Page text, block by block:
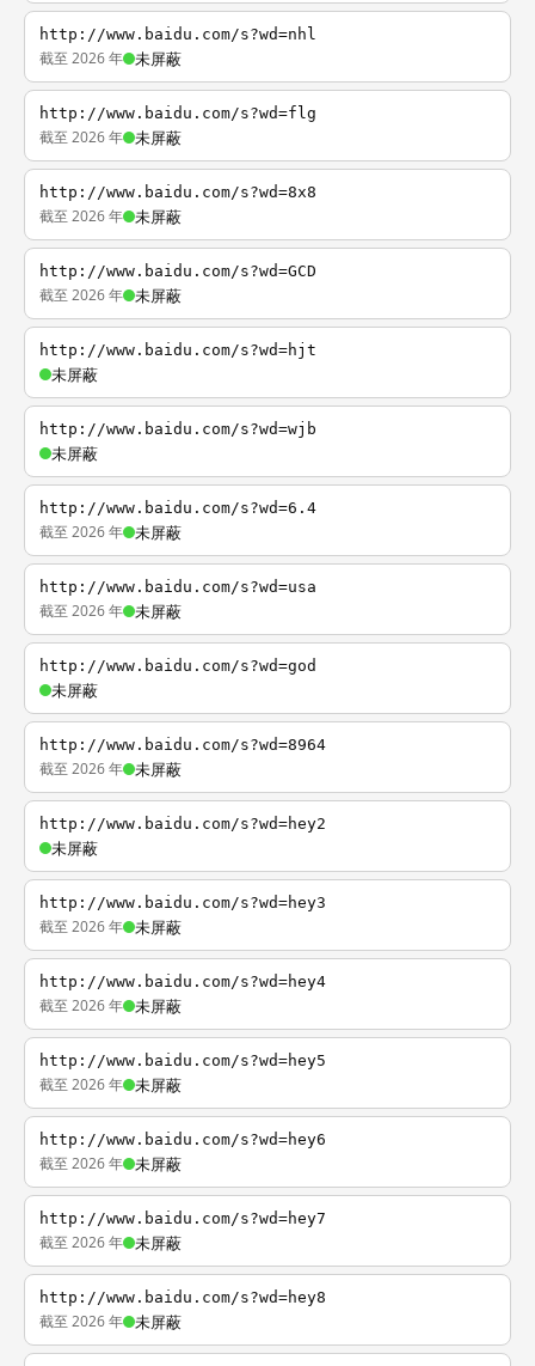
http://www.baidu.com/s?wd=nhl
截至 2026 年 未屏蔽
http://www.baidu.com/s?wd=flg
截至 2026 年 未屏蔽
http://www.baidu.com/s?wd=8x8
截至 2026 年 未屏蔽
http://www.baidu.com/s?wd=GCD
截至 2026 年 未屏蔽
http://www.baidu.com/s?wd=hjt
未屏蔽
http://www.baidu.com/s?wd=wjb
未屏蔽
http://www.baidu.com/s?wd=6.4
截至 2026 年 未屏蔽
http://www.baidu.com/s?wd=usa
截至 2026 年 未屏蔽
http://www.baidu.com/s?wd=god
未屏蔽
http://www.baidu.com/s?wd=8964
截至 2026 年 未屏蔽
http://www.baidu.com/s?wd=hey2
未屏蔽
http://www.baidu.com/s?wd=hey3
截至 2026 年 未屏蔽
http://www.baidu.com/s?wd=hey4
截至 2026 年 未屏蔽
http://www.baidu.com/s?wd=hey5
截至 2026 年 未屏蔽
http://www.baidu.com/s?wd=hey6
截至 2026 年 未屏蔽
http://www.baidu.com/s?wd=hey7
截至 2026 年 未屏蔽
http://www.baidu.com/s?wd=hey8
截至 2026 年 未屏蔽